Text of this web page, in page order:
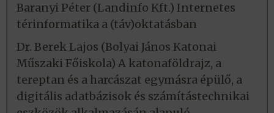
Baranyi Péter (Landinfo Kft.) Internetes
térinformatika a (táv)oktatásban
Dr. Berek Lajos (Bolyai János Katonai
Műszaki Főiskola) A katonaföldrajz, a
tereptan és a harcászat egymásra épülő, a
digitális adatbázisok és számítástechnikai